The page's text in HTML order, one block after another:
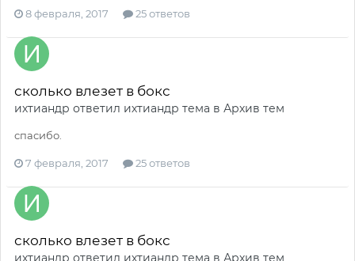
8 февраля, 2017 25 ответов
сколько влезет в бокс
ихтиандр ответил ихтиандр тема в Архив тем
спасибо.
7 февраля, 2017 25 ответов
сколько влезет в бокс
ихтиандр ответил ихтиандр тема в Архив тем